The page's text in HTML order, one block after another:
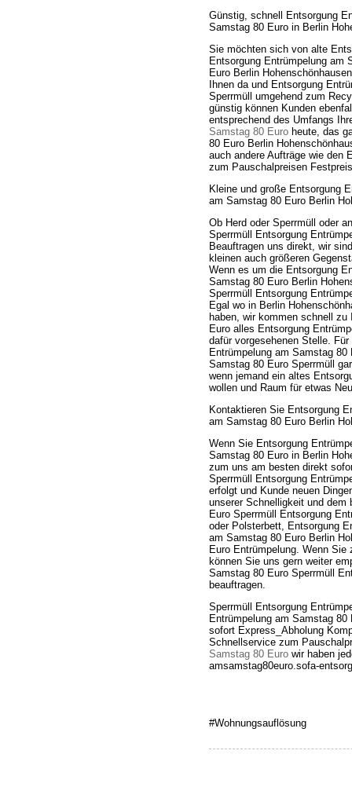
Günstig, schnell Entsorgung
Samstag 80 Euro in Berlin
Sie möchten sich von alte
Entsorgung Entrümpelung am
Euro Berlin
Ihnen da und Entsorgung
Sperrmüll umgehend zum
günstig können Kunden
entsprechend des Umfangs
Samstag 80 Euro heute, das
80 Euro Berlin
auch andere Aufträge wie den
zum Pauschalpreisen
Kleine und große Entsorgung
am Samstag 80 Euro Berlin
Ob Herd oder Sperrmüll oder
Sperrmüll Entsorgung
Beauftragen uns direkt, wir
kleinen auch größeren
Wenn es um die Entsorgung
Samstag 80 Euro Berlin
Sperrmüll Entsorgung
Egal wo in Berlin
haben, wir kommen schnell
Euro alles Entsorgung
dafür vorgesehenen Stelle.
Entrümpelung am Samstag
Samstag 80 Euro Sperrmüll
wenn jemand ein altes
wollen und Raum für etwas
Kontaktieren Sie Entsorgung
am Samstag 80 Euro Berlin
Wenn Sie Entsorgung
Samstag 80 Euro in Berlin
zum uns am besten direkt
Sperrmüll Entsorgung
erfolgt und Kunde neuen
unserer Schnelligkeit und dem
Euro Sperrmüll Entsorgung
oder Polsterbett, Entsorgung
am Samstag 80 Euro Berlin
Euro Entrümpelung. Wenn
können Sie uns gern weiter
Samstag 80 Euro Sperrmüll
beauftragen.
Sperrmüll Entsorgung
Entrümpelung am Samstag
sofort Express_Abholung
Schnellservice zum
Samstag 80 Euro wir haben
amsamstag80euro.sofa-
#Wohnungsauflösung